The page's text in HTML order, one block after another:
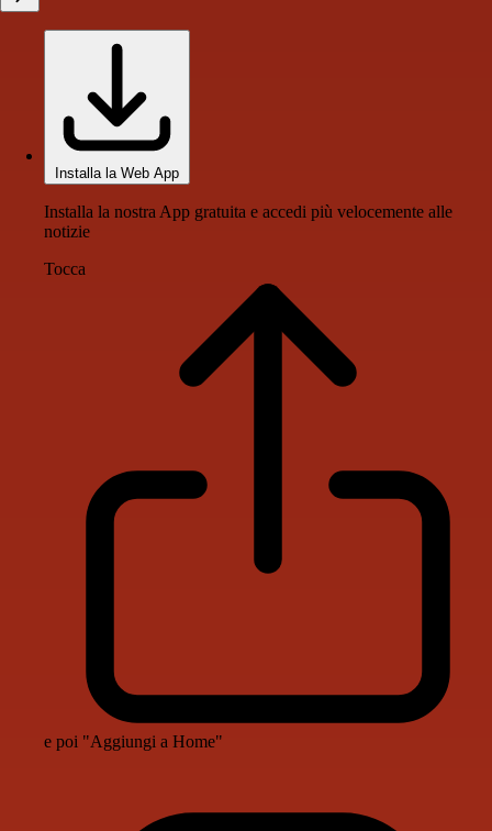
Installa la Web App
Installa la nostra App gratuita e accedi più velocemente alle
notizie
Tocca
e poi "Aggiungi a Home"